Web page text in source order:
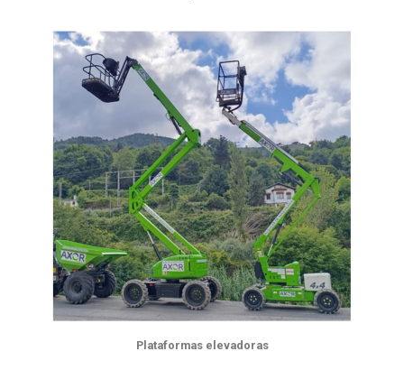
Plataformas elevadoras